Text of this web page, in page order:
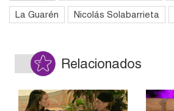
La Guarén Nicolás Solabarrieta
Relacionados